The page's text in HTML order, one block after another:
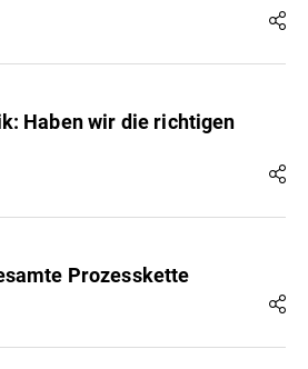
Haben wir die richtigen
Prozesskette